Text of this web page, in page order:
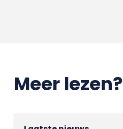
Meer lezen?